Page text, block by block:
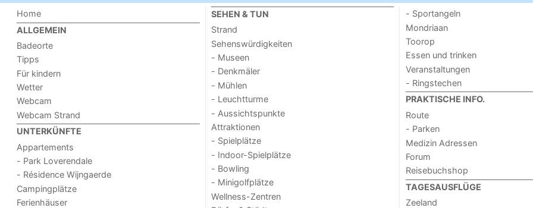
Home
ALLGEMEIN
Badeorte
Tipps
Für kindern
Wetter
Webcam
Webcam Strand
UNTERKÜNFTE
Appartements
- Park Loverendale
- Résidence Wijngaerde
Campingplätze
Ferienhäuser
SEHEN & TUN
Strand
Sehenswürdigkeiten
- Museen
- Denkmäler
- Mühlen
- Leuchtturme
- Aussichtspunkte
Attraktionen
- Spielplätze
- Indoor-Spielplätze
- Bowling
- Minigolfplätze
Wellness-Zentren
- Sportangeln
Mondriaan
Toorop
Essen und trinken
Veranstaltungen
- Ringstechen
PRAKTISCHE INFO.
Route
- Parken
Medizin Adressen
Forum
Reisebuchshop
TAGESAUSFLÜGE
Zeeland